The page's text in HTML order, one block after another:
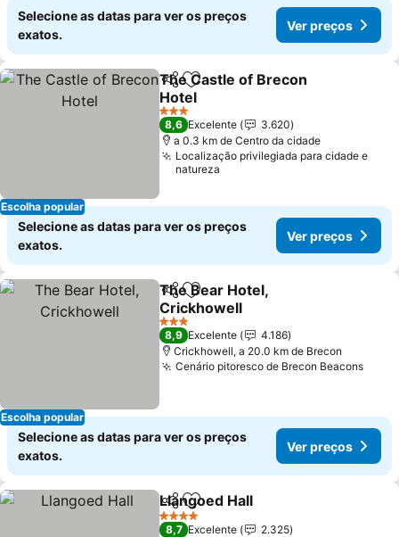
Selecione as datas para ver os preços
exatos.
Ver preços
Escolha popular
PartilharAdicionar aos favoritos
The Castle of Brecon
Hotel
3 Estrelas
8,6 Excelente
3.620
a 0.3 km de Centro da cidade
Localização privilegiada para cidade e
natureza
Selecione as datas para ver os preços
exatos.
Ver preços
Escolha popular
PartilharAdicionar aos favoritos
The Bear Hotel,
Crickhowell
3 Estrelas
8,9 Excelente
4.186
Crickhowell, a 20.0 km de Brecon
Cenário pitoresco de Brecon Beacons
Selecione as datas para ver os preços
exatos.
Ver preços
PartilharAdicionar aos favoritos
Llangoed Hall
4 Estrelas
8,7 Excelente
2.325